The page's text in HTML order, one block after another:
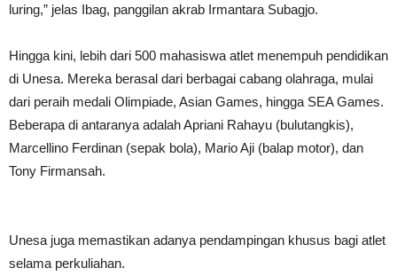
luring,” jelas Ibag, panggilan akrab Irmantara Subagjo.
Hingga kini, lebih dari 500 mahasiswa atlet menempuh pendidikan
di Unesa. Mereka berasal dari berbagai cabang olahraga, mulai
dari peraih medali Olimpiade, Asian Games, hingga SEA Games.
Beberapa di antaranya adalah Apriani Rahayu (bulutangkis),
Marcellino Ferdinan (sepak bola), Mario Aji (balap motor), dan
Tony Firmansah.
Unesa juga memastikan adanya pendampingan khusus bagi atlet
selama perkuliahan.